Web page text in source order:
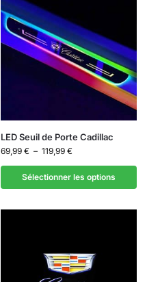
LED Seuil de Porte Cadillac
69,99 € – 119,99 €
Sélectionner les options